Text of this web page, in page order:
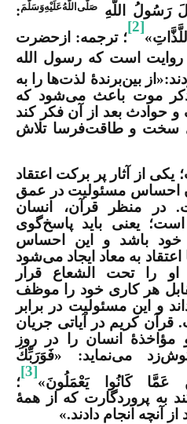
رَسُولُ اللَّهِ صَلَّى‌اللَّهُ‌عَلَيْهِ‌وَسَلَّمَ:
[2]
؛ ترجمه: ازحضرت
روایت است که رسول الله
بین‌برندۀ لذت‌ها را به
ذکر موت باعث می‌شود که
حوادث بعد از آن فکر کند
سخت و طاقت‌فرسا تلاش
؛ یکی از آثار پر برکت اعتقاد
احساس مسئولیت در عمق
در منظر قرآن، انسان
یعنی باید پاسخ‌گوی
خود باشد و این احساس
به معاد ایجاد می‌شود
را تحت الشعاع قرار
هر کاری خود را موظف
و این مسئولیت در برابر
قرآن کریم در آیاتی جریان
انسان را در روز
می‌نماید: «فَوَرَبِّكَ
عَمَّا كَانُوا يَعْمَلُونَ»
[3]
؛
به پروردگارت که از همۀ
آنچه انجام دادند.»